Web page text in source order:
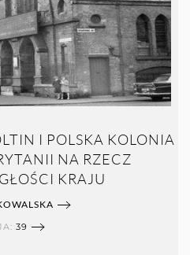
I POLSKA KOLONIA
NA RZECZ
KRAJU
39